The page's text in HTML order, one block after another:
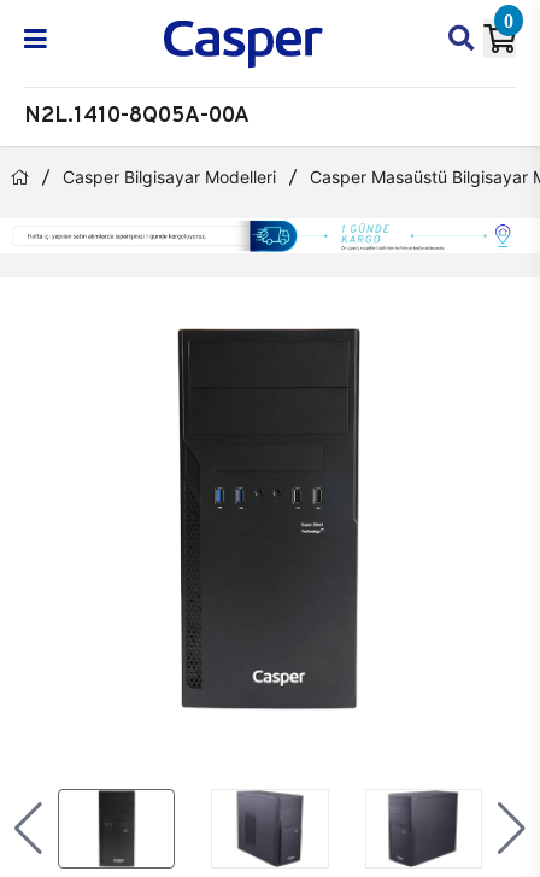
0
N2L.1410-8Q05A-00A
Casper Bilgisayar Modelleri Casper Masaüstü Bilgisayar